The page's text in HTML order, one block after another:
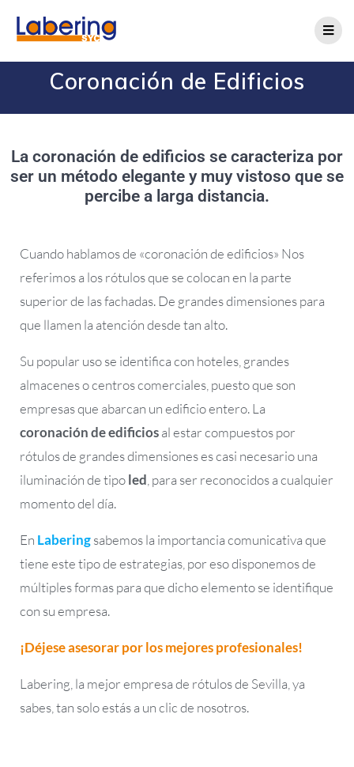
Coronación de Edificios
La coronación de edificios se caracteriza por
ser un método elegante y muy vistoso que se
percibe a larga distancia.
Cuando hablamos de «coronación de edificios» Nos
referimos a los rótulos que se colocan en la parte
superior de las fachadas. De grandes dimensiones para
que llamen la atención desde tan alto.
Su popular uso se identifica con hoteles, grandes
almacenes o centros comerciales, puesto que son
empresas que abarcan un edificio entero. La
coronación deedificiosal estar compuestos por
rótulos de grandes dimensiones es casi necesario una
iluminación de tipoled, para ser reconocidos a cualquier
momento del día.
En Laberingsabemos la importancia comunicativa que
tiene este tipo de estrategias, por eso disponemos de
múltiples formas para que dicho elemento se identifique
con su empresa.
¡Déjese asesorar por los mejores profesionales!
Labering, la mejor empresa de rótulos de Sevilla, ya
sabes, tan solo estás a un clic de nosotros.